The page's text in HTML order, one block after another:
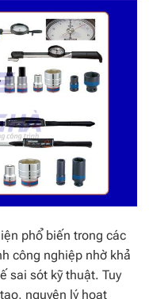
phổ biến trong các
công nghiệp nhờ khả
sai sót kỹ thuật. Tuy
nguyên lý hoạt